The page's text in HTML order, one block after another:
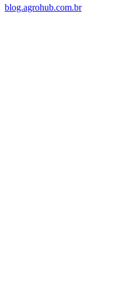
blog.agrohub.com.br